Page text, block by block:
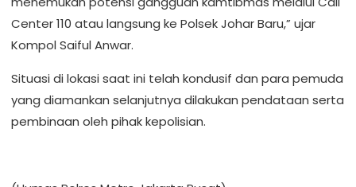
Center 110 atau langsung ke Polsek Johar Baru,” ujar
Kompol Saiful Anwar.
Situasi di lokasi saat ini telah kondusif dan para pemuda
yang diamankan selanjutnya dilakukan pendataan serta
pembinaan oleh pihak kepolisian.